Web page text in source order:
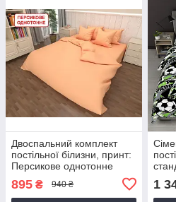
Двоспальний комплект
постільної білизни, принт:
Персикове однотонне
895 ₴ 940 ₴ 1